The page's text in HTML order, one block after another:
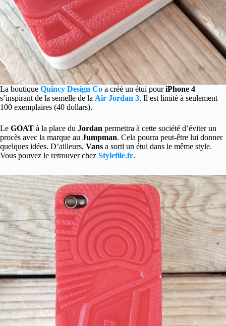
La boutique Quincy Design Co a créé un étui pouriPhone 4
s’inspirant de la semelle de la Air Jordan 3. Il est limité à seulement
100 exemplaires (40 dollars).
Le GOAT à la place du Jordan permettra à cette société d’éviter un
procès avec la marque au Jumpman. Cela pourra peut-être lui donner
quelques idées. D’ailleurs, Vans a sorti un étui dans le même style.
Vous pouvez le retrouver chez Stylefile.fr.